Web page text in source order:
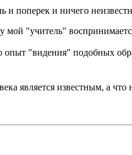
поперек и ничего
мой "учитель"
опыт "видения" подобных
является известным, а что